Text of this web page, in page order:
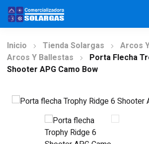
Inicio Tienda Solargas
Arcos
Arcos Y Ballestas
Porta Flecha
Shooter APG Camo Bow